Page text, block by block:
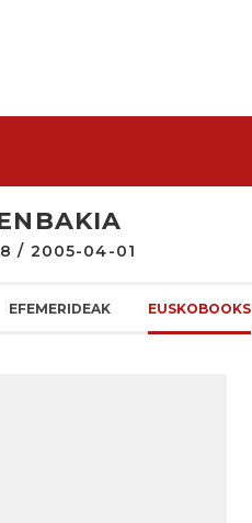
/ 2005-04-01
EFEMERIDEAK EUSKOBOOKS